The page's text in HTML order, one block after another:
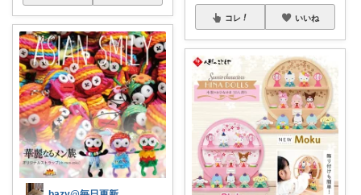
コレ いいね